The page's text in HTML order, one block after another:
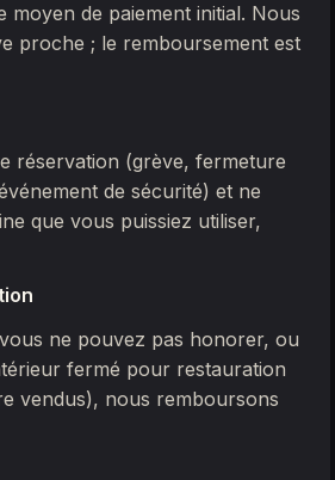
de paiement initial. Nous
proche ; le remboursement est
réservation (grève, fermeture
de sécurité) et ne
que vous puissiez utiliser,
ne pouvez pas honorer, ou
fermé pour restauration
vendus), nous remboursons